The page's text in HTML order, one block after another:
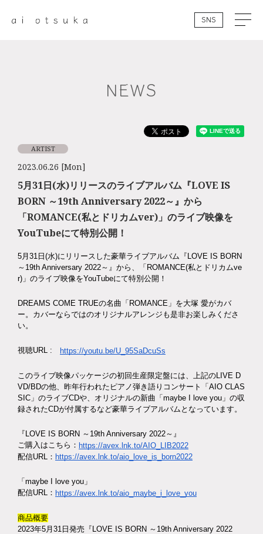
SNS
NEWS
2023.06.26 [Mon]
ARTIST
5月31日(水)リリースのライブアルバム『LOVE IS
BORN ～19th Anniversary 2022～』から
「ROMANCE(私とドリカムver)」のライブ映像を
YouTubeにて特別公開！
5月31日(水)にリリースした豪華ライブアルバム『LOVE IS BORN
～19th Anniversary 2022～』から、「ROMANCE(私とドリカムve
r)」のライブ映像をYouTubeにて特別公開！
DREAMS COME TRUEの名曲「ROMANCE」を大塚 愛がカバ
ー。カバーならではのオリジナルアレンジも是非お楽しみくださ
い。
視聴URL : https://youtu.be/U_95SaDcuSs
このライブ映像パッケージの初回生産限定盤には、上記のLIVE D
VD/BDの他、昨年行われたピアノ弾き語りコンサート「AIO CLAS
SIC」のライブCDや、オリジナルの新曲「maybe I love you」の収
録されたCDが付属するなど豪華ライブアルバムとなっています。
『LOVE IS BORN ～19th Anniversary 2022～』
ご購入はこちら： https://avex.lnk.to/AIO_LIB2022
配信URL： https://avex.lnk.to/aio_love_is_born2022
「maybe I love you」
配信URL： https://avex.lnk.to/aio_maybe_i_love_you
商品概要
2023年5月31日発売『LOVE IS BORN ～19th Anniversary 2022